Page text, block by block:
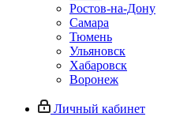
Ростов-на-Дону
Самара
Тюмень
Ульяновск
Хабаровск
Воронеж
Личный кабинет